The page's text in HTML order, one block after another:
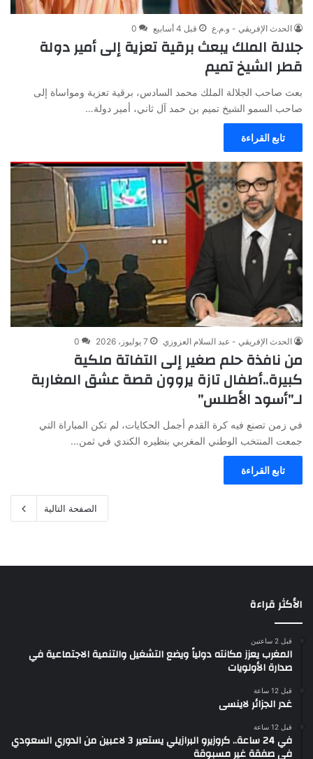
الحدث الإفريقي - و.م.ع قبل 4 أسابيع 0
جلالة الملك يبعث برقية تعزية إلى أمير دولة
قطر الشيخ تميم
بعث صاحب الجلالة الملك محمد السادس، برقية تعزية ومواساة إلى
صاحب السمو الشيخ تميم بن حمد آل ثاني، أمير دولة…
تابع القراءة
الحدث الإفريقي - عبد السلام العزوزي 7 يوليوز، 2026 0
من نافذة حلم صغير إلى التفاتة ملكية
كبيرة..أطفال تازة يروون قصة عشق المغاربة
لـ”أسود الأطلس”
في زمن تصنع فيه كرة القدم أجمل الحكايات، لم تكن المباراة التي
جمعت المنتخب الوطني المغربي بنظيره الكندي في ثمن…
تابع القراءة
الصفحة التالية
الأكثر قراءة
قبل 2 ساعتين
المغرب يعزز مكانته دولياً ويضع التشغيل والتنمية الاجتماعية في
صدارة الأولويات
قبل 12 ساعة
غدر الجزائر لاينسى
قبل 12 ساعة
في 24 ساعة.. كروزيرو البرازيلي يستعير 3 لاعبين من الدوري السعودي
في صفقة غير مسبوقة